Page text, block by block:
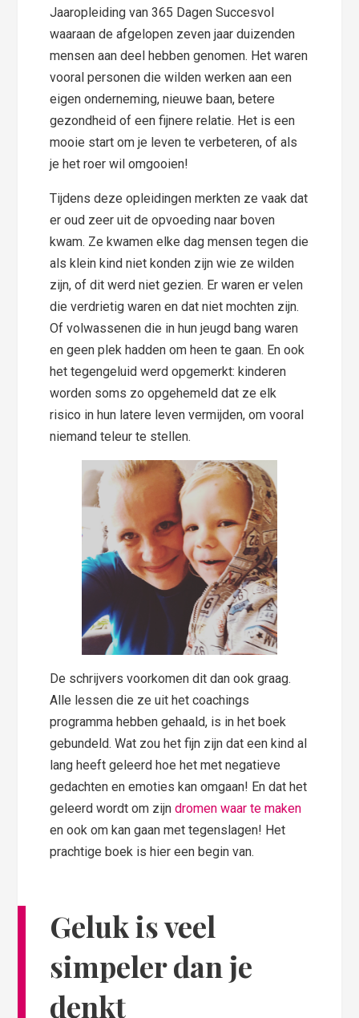
Jaaropleiding van 365 Dagen Succesvol
waaraan de afgelopen zeven jaar duizenden
mensen aan deel hebben genomen. Het waren
vooral personen die wilden werken aan een
eigen onderneming, nieuwe baan, betere
gezondheid of een fijnere relatie. Het is een
mooie start om je leven te verbeteren, of als
je het roer wil omgooien!
Tijdens deze opleidingen merkten ze vaak dat
er oud zeer uit de opvoeding naar boven
kwam. Ze kwamen elke dag mensen tegen die
als klein kind niet konden zijn wie ze wilden
zijn, of dit werd niet gezien. Er waren er velen
die verdrietig waren en dat niet mochten zijn.
Of volwassenen die in hun jeugd bang waren
en geen plek hadden om heen te gaan. En ook
het tegengeluid werd opgemerkt: kinderen
worden soms zo opgehemeld dat ze elk
risico in hun latere leven vermijden, om vooral
niemand teleur te stellen.
De schrijvers voorkomen dit dan ook graag.
Alle lessen die ze uit het coachings
programma hebben gehaald, is in het boek
gebundeld. Wat zou het fijn zijn dat een kind al
lang heeft geleerd hoe het met negatieve
gedachten en emoties kan omgaan! En dat het
geleerd wordt om zijndromen waar te maken
en ook om kan gaan met tegenslagen! Het
prachtige boek is hier een begin van.
Geluk is veel
simpeler dan je
denkt